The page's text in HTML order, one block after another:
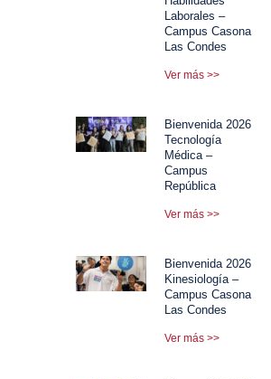
Laborales –
Campus Casona
Las Condes
Ver más >>
Bienvenida 2026
Tecnología
Médica –
Campus
República
Ver más >>
Bienvenida 2026
Kinesiología –
Campus Casona
Las Condes
Ver más >>